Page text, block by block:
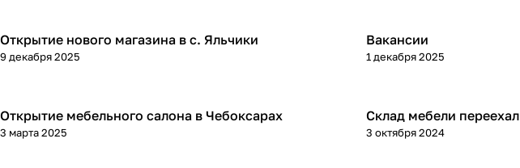
Открытие нового магазина в с. Яльчики
9 декабря 2025
Вакансии
1 декабря 2025
Открытие мебельного салона в Чебоксарах
3 марта 2025
Склад мебели переехал
3 октября 2024